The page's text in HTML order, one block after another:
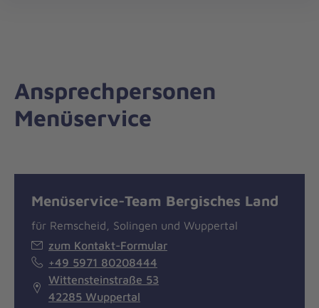
Ansprechpersonen
Menüservice
Menüservice-Team Bergisches Land
für Remscheid, Solingen und Wuppertal
zum Kontakt-Formular
+49 5971 80208444
Wittensteinstraße 53
42285 Wuppertal